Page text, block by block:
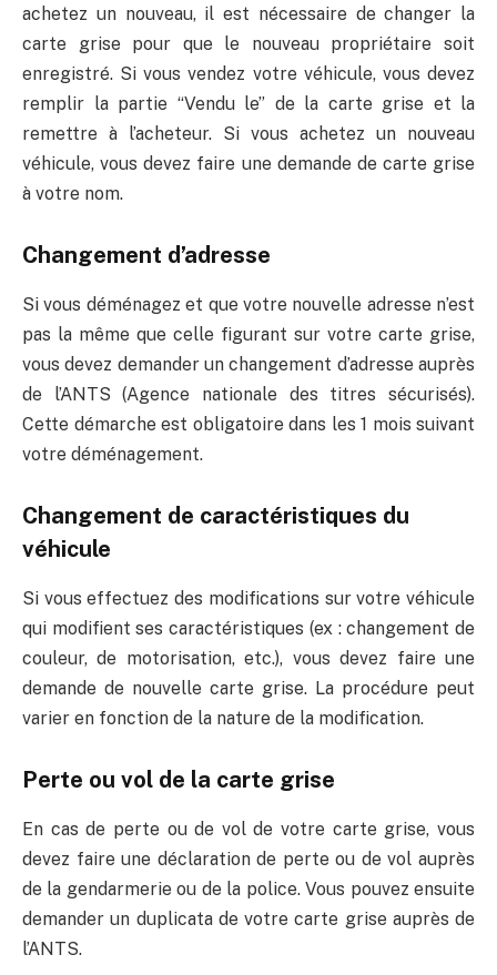
achetez un nouveau, il est nécessaire de changer la
carte grise pour que le nouveau propriétaire soit
enregistré. Si vous vendez votre véhicule, vous devez
remplir la partie “Vendu le” de la carte grise et la
remettre à l’acheteur. Si vous achetez un nouveau
véhicule, vous devez faire une demande de carte grise
à votre nom.
Changement d’adresse
Si vous déménagez et que votre nouvelle adresse n’est
pas la même que celle figurant sur votre carte grise,
vous devez demander un changement d’adresse auprès
de l’ANTS (Agence nationale des titres sécurisés).
Cette démarche est obligatoire dans les 1 mois suivant
votre déménagement.
Changement de caractéristiques du
véhicule
Si vous effectuez des modifications sur votre véhicule
qui modifient ses caractéristiques (ex : changement de
couleur, de motorisation, etc.), vous devez faire une
demande de nouvelle carte grise. La procédure peut
varier en fonction de la nature de la modification.
Perte ou vol de la carte grise
En cas de perte ou de vol de votre carte grise, vous
devez faire une déclaration de perte ou de vol auprès
de la gendarmerie ou de la police. Vous pouvez ensuite
demander un duplicata de votre carte grise auprès de
l’ANTS.